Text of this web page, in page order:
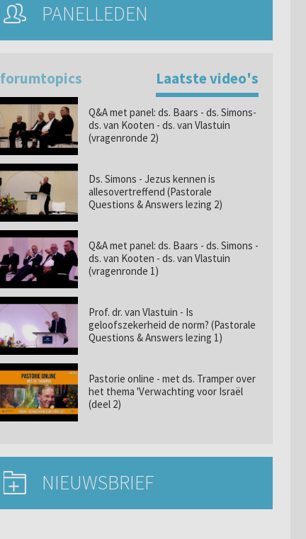
PANELLEDEN
forumtopics Laatste video's
Q&A met panel: ds. Baars - ds. Simons-
ds. van Kooten - ds. van Vlastuin
(vragenronde 2)
Ds. Simons - Jezus kennen is
allesovertreffend (Pastorale
Questions & Answers lezing 2)
Q&A met panel: ds. Baars - ds. Simons -
ds. van Kooten - ds. van Vlastuin
(vragenronde 1)
Prof. dr. van Vlastuin - Is
geloofszekerheid de norm? (Pastorale
Questions & Answers lezing 1)
Pastorie online - met ds. Tramper over
het thema 'Verwachting voor Israël
(deel 2)
NIEUWSBRIEF